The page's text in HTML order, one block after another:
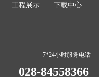
工程展示 下载中心
7*24小时服务电话
028-84558366